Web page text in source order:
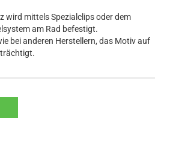
wird mittels Spezialclips oder dem
am Rad befestigt.
bei anderen Herstellern, das Motiv auf